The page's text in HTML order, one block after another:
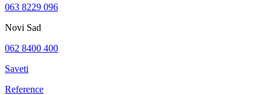
063 8229 096
Novi Sad
062 8400 400
Saveti
Reference